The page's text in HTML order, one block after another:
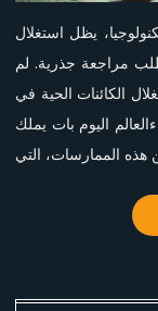
يظل استغلال
مراجعة جذرية. لم
الكائنات الحية في
اليوم بات يملك